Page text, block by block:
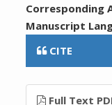
Corresponding
Manuscript
CITE
Full Text